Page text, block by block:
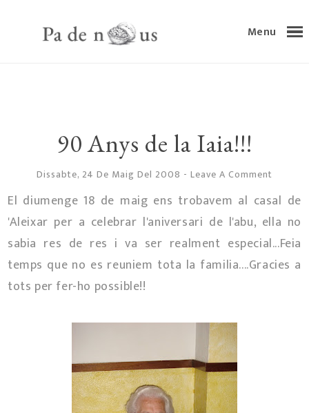
Menu
90 Anys de la Iaia!!!
Dissabte, 24 De Maig Del 2008 - Leave A Comment
El diumenge 18 de maig ens trobavem al casal de
'Aleixar per a celebrar l'aniversari de l'abu, ella no
sabia res de res i va ser realment especial...Feia
temps que no es reuniem tota la familia....Gracies a
tots per fer-ho possible!!